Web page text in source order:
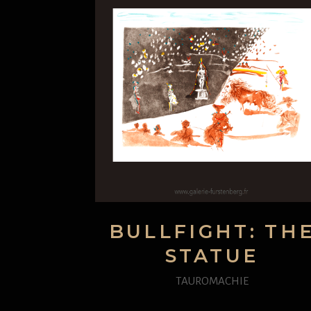
BULLFIGHT:
STATUE
TAUROMACHIE